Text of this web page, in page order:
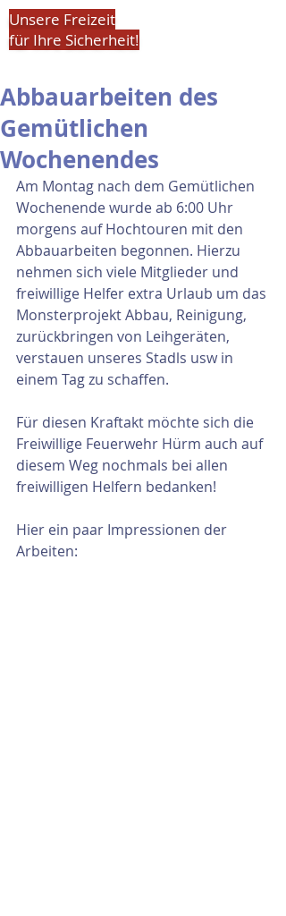
Unsere Freizeit
für Ihre Sicherheit!
Abbauarbeiten des
Gemütlichen
Wochenendes
Am Montag nach dem Gemütlichen
Wochenende wurde ab 6:00 Uhr
morgens auf Hochtouren mit den
Abbauarbeiten begonnen. Hierzu
nehmen sich viele Mitglieder und
freiwillige Helfer extra Urlaub um das
Monsterprojekt Abbau, Reinigung,
zurückbringen von Leihgeräten,
verstauen unseres Stadls usw in
einem Tag zu schaffen.
Für diesen Kraftakt möchte sich die
Freiwillige Feuerwehr Hürm auch auf
diesem Weg nochmals bei allen
freiwilligen Helfern bedanken!
Hier ein paar Impressionen der
Arbeiten: